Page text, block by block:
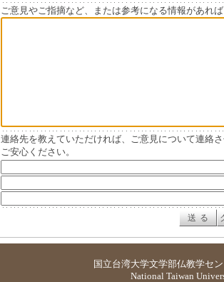
ご意見やご指摘など、または参考になる情報があれ
連絡先を教えていただければ、ご意見について連絡
ご安心ください。
国立台湾大学文学部仏教学セ
National Taiwan